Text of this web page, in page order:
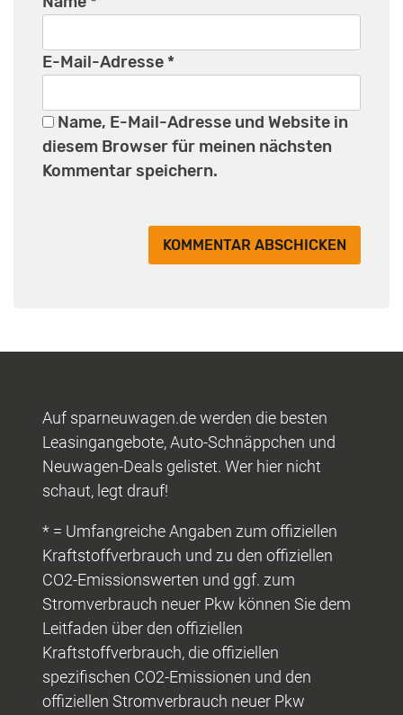
E-Mail-Adresse *
Name, E-Mail-Adresse und Website in
diesem Browser für meinen nächsten
Kommentar speichern.
Auf sparneuwagen.de werden die besten
Leasingangebote, Auto-Schnäppchen und
Neuwagen-Deals gelistet. Wer hier nicht
schaut, legt drauf!
* = Umfangreiche Angaben zum offiziellen
Kraftstoffverbrauch und zu den offiziellen
CO2-Emissionswerten und ggf. zum
Stromverbrauch neuer Pkw können Sie dem
Leitfaden über den offiziellen
Kraftstoffverbrauch, die offiziellen
spezifischen CO2-Emissionen und den
offiziellen Stromverbrauch neuer Pkw